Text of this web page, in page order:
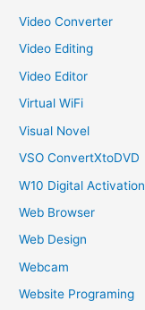
Video Converter
Video Editing
Video Editor
Virtual WiFi
Visual Novel
VSO ConvertXtoDVD
W10 Digital Activation
Web Browser
Web Design
Webcam
Website Programing